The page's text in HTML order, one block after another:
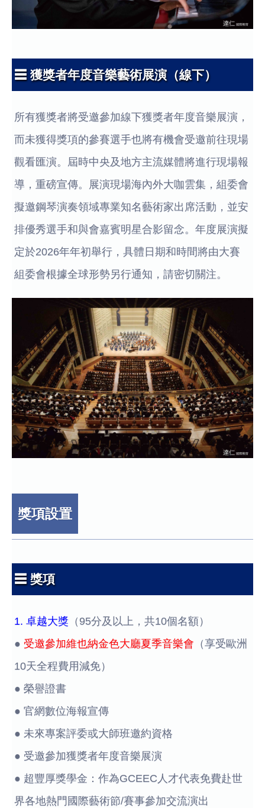
☰ 獲獎者年度音樂藝術展演（線下）
所有獲獎者將受邀參加線下獲獎者年度音樂展演，
而未獲得獎項的參賽選手也將有機會受邀前往現場
觀看匯演。屆時中央及地方主流媒體將進行現場報
導，重磅宣傳。展演現場海內外大咖雲集，組委會
擬邀鋼琴演奏領域專業知名藝術家出席活動，並安
排優秀選手和與會嘉賓明星合影留念。年度展演擬
定於2026年年初舉行，具體日期和時間將由大賽
組委會根據全球形勢另行通知，請密切關注。
獎項設置
☰ 獎項
1. 卓越大獎 （95分及以上，共10個名額）
● 受邀參加維也納金色大廳夏季音樂會 （享受歐洲
10天全程費用減免）
● 榮譽證書
● 官網數位海報宣傳
● 未來專案評委或大師班邀約資格
● 受邀參加獲獎者年度音樂展演
● 超豐厚獎學金：作為GCEEC人才代表免費赴世
界各地熱門國際藝術節/賽事參加交流演出